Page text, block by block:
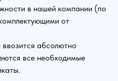
в нашей компании (по
от
абсолютно
все необходимые